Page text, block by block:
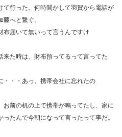
て行った。何時間かして羽賀から電話が
へと繋ぐ。
布届いて無いって言うんですけ
来た時は、財布預ってるって言ってた
・・・あっ、携帯会社に忘れたの
お前の机の上で携帯が鳴ってたし、家に
たんで今朝になって言ったって事だ。